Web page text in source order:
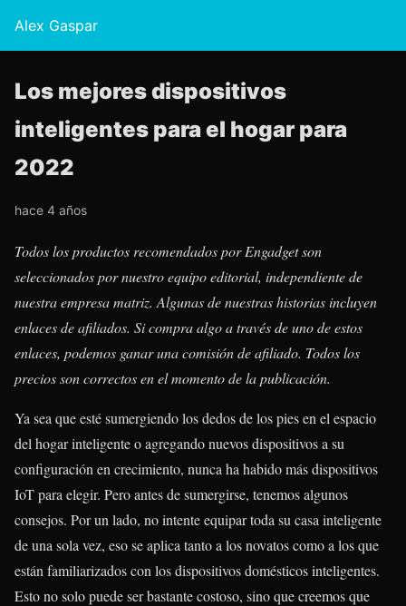
Alex Gaspar
Los mejores dispositivos
inteligentes para el hogar para
2022
hace 4 años
Todos los productos recomendados por Engadget son
seleccionados por nuestro equipo editorial, independiente de
nuestra empresa matriz. Algunas de nuestras historias incluyen
enlaces de afiliados. Si compra algo a través de uno de estos
enlaces, podemos ganar una comisión de afiliado. Todos los
precios son correctos en el momento de la publicación.
Ya sea que esté sumergiendo los dedos de los pies en el espacio
del hogar inteligente o agregando nuevos dispositivos a su
configuración en crecimiento, nunca ha habido más dispositivos
IoT para elegir. Pero antes de sumergirse, tenemos algunos
consejos. Por un lado, no intente equipar toda su casa inteligente
de una sola vez, eso se aplica tanto a los novatos como a los que
están familiarizados con los dispositivos domésticos inteligentes.
Esto no solo puede ser bastante costoso, sino que creemos que